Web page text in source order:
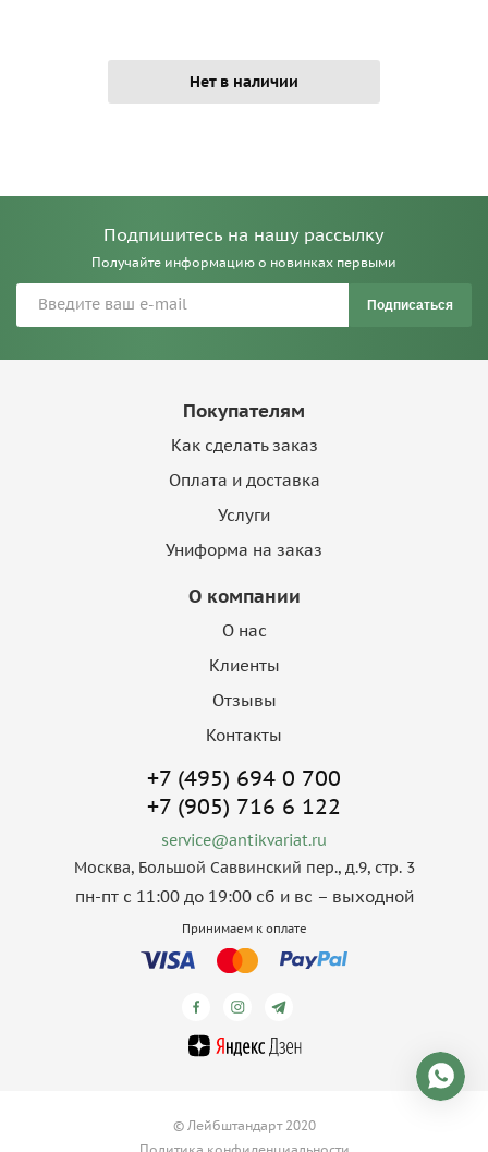
Нет в наличии
Подпишитесь на нашу рассылку
Получайте информацию о новинках первыми
Подписаться
Покупателям
Как сделать заказ
Оплата и доставка
Услуги
Униформа на заказ
О компании
О нас
Клиенты
Отзывы
Контакты
+7 (495) 694 0 700
+7 (905) 716 6 122
service@antikvariat.ru
Москва, Большой Саввинский пер., д.9, стр. 3
пн-пт с 11:00 до 19:00 сб и вс – выходной
Принимаем к оплате
© Лейбштандарт 2020